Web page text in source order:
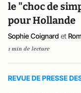
le "choc de
pour Hollande
Sophie Coignard et
1 min de lecture
REVUE DE PRESSE